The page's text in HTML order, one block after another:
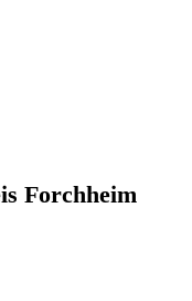
Forchheim